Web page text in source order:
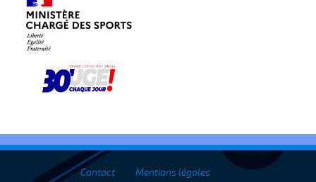
Contact Mentions légales